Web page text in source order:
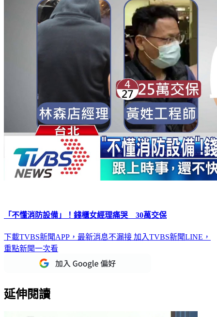
「不懂消防設備」！錢櫃女經理痛哭 30萬交保
下載TVBS新聞APP，最新消息不漏接 加入TVBS新聞LINE，
重點新聞一次看
延伸閱讀